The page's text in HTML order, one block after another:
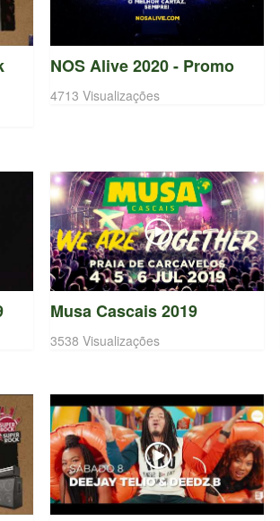
NOS Alive 2020 - Promo
4713 Visualizações
Musa Cascais 2019
3538 Visualizações